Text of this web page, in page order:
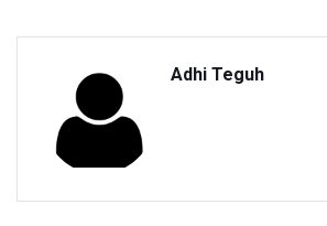
Adhi Teguh